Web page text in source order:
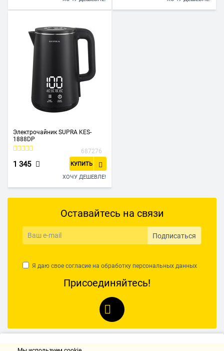
Электрочайник SUPRA KES-
1888DP
687276
1 345 КУПИТЬ
ХОЧУ ДЕШЕВЛЕ!
Оставайтесь на связи
Подписаться
Я даю свое согласие на обработку персональных данных
Присоединяйтесь!